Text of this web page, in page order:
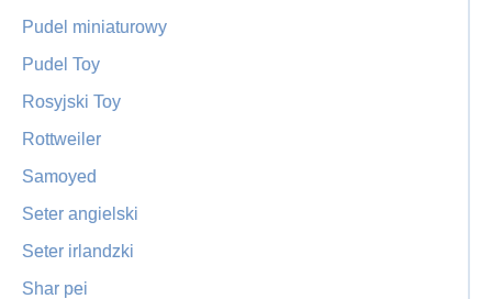
Pudel miniaturowy
Pudel Toy
Rosyjski Toy
Rottweiler
Samoyed
Seter angielski
Seter irlandzki
Shar pei